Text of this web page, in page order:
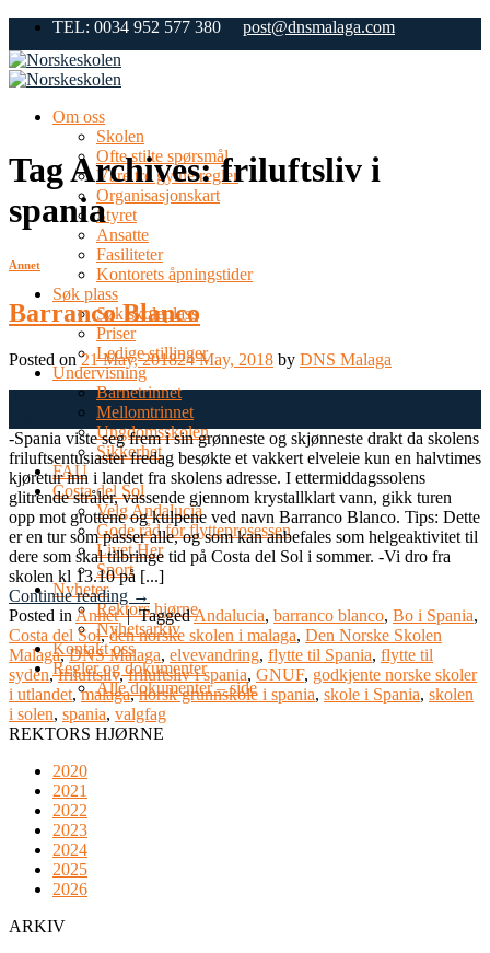
Skip
content
TEL: 0034 952 577 380 post@dnsmalaga.com
Om oss
Skolen
Ofte stilte spørsmål
Våre tre gylne regler
Organisasjonskart
Styret
Ansatte
Fasiliteter
Kontorets åpningstider
Søk plass
Søk skoleplass
Priser
Ledige stillinger
Undervisning
Barnetrinnet
Mellomtrinnet
Ungdomsskolen
Sikkerhet
FAU
Costa del Sol
Velg Andalucia
Gode råd for flytteprosessen
Livet Her
Sport
Nyheter
Rektors hjørne
Nyhetsarkiv
Kontakt oss
Regler og dokumenter
Alle dokumenter – side
Tag Archives:friluftsliv i
spania
Annet
Barranco Blanco
Posted on21 May, 201824 May, 2018 by DNS Malaga
-Spania viste seg frem i sin grønneste og skjønneste drakt da skolens
friluftsentusiaster fredag besøkte et vakkert elveleie kun en halvtimes
kjøretur inn i landet fra skolens adresse. I ettermiddagssolens
glitrende stråler, vassende gjennom krystallklart vann, gikk turen
opp mot grottene og kulpene ved navn Barranco Blanco. Tips: Dette
er en tur som passer alle, og som kan anbefales som helgeaktivitet til
dere som skal tilbringe tid på Costa del Sol i sommer. -Vi dro fra
skolen kl 13.10 på [...]
Continue reading →
Posted in Annet | TaggedAndalucia, barranco blanco, Bo i Spania,
Costa del Sol,den norske skolen i malaga, Den Norske Skolen
Malaga,DNS Malaga, elvevandring, flytte til Spania, flytte til
syden,friluftsliv,friluftsliv i spania, GNUF, godkjente norske skoler
i utlandet,malaga,norsk grunnskole i spania, skole i Spania, skolen
i solen, spania, valgfag
REKTORS HJØRNE
2020
2021
2022
2023
2024
2025
2026
ARKIV